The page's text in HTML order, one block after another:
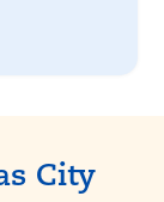
City